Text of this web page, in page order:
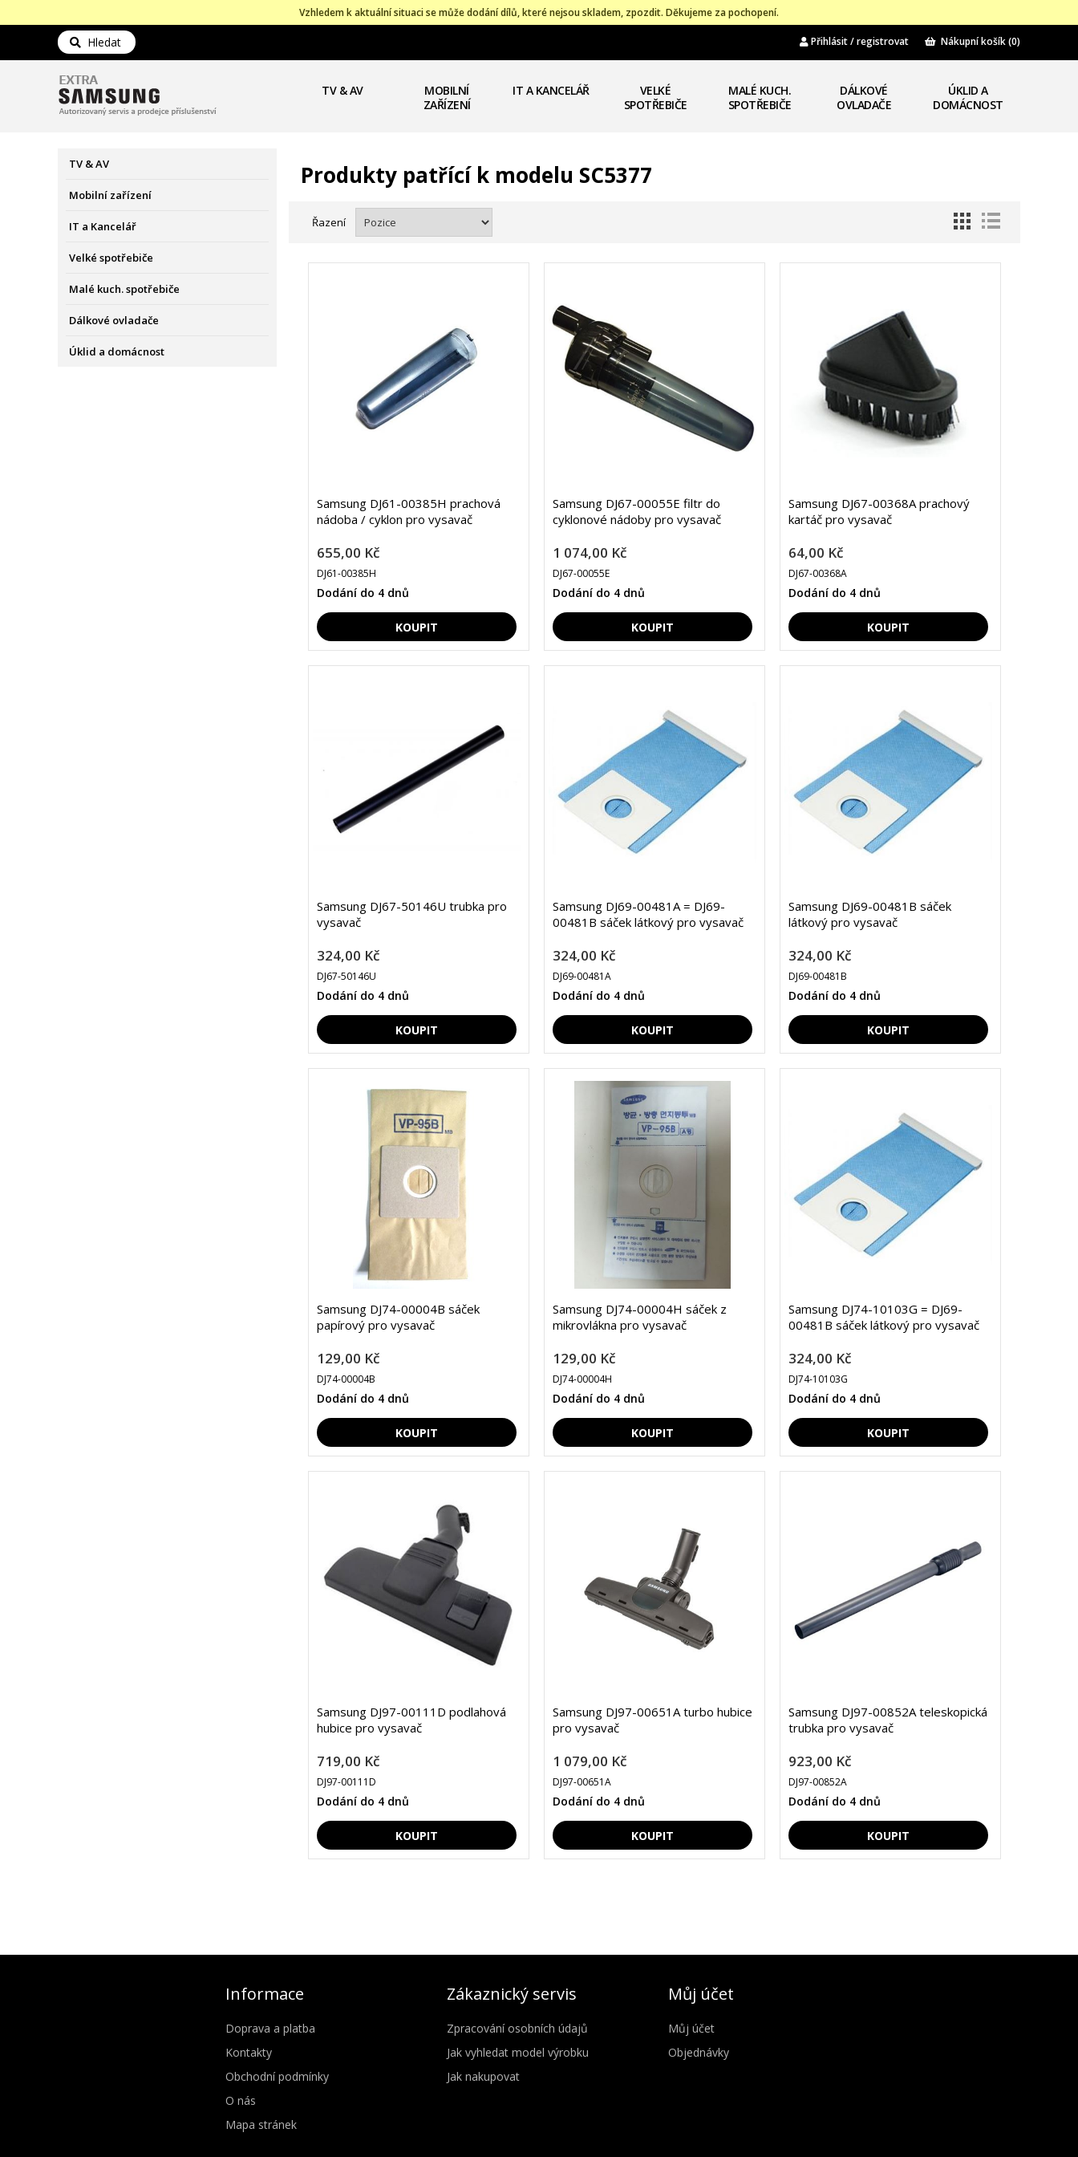
Vzhledem k aktuální situaci se může dodání dílů, které nejsou skladem, zpozdit. Děkujeme za pochopení.
Hledat Přihlásit / registrovat Nákupní košík(0)
TV & AV
MOBILNÍ
ZAŘÍZENÍ
IT A KANCELÁŘ
VELKÉ
SPOTŘEBIČE
MALÉ KUCH.
SPOTŘEBIČE
DÁLKOVÉ
OVLADAČE
ÚKLID A
DOMÁCNOST
TV & AV
Mobilní zařízení
IT a Kancelář
Velké spotřebiče
Malé kuch. spotřebiče
Dálkové ovladače
Úklid a domácnost
Produkty patřící k modelu SC5377
Řazení
Samsung DJ61-00385H prachová
nádoba / cyklon pro vysavač
655,00 Kč
DJ61-00385H
Dodání do 4 dnů
Samsung DJ67-00055E filtr do
cyklonové nádoby pro vysavač
1 074,00 Kč
DJ67-00055E
Dodání do 4 dnů
Samsung DJ67-00368A prachový
kartáč pro vysavač
64,00 Kč
DJ67-00368A
Dodání do 4 dnů
Samsung DJ67-50146U trubka pro
vysavač
324,00 Kč
DJ67-50146U
Dodání do 4 dnů
Samsung DJ69-00481A = DJ69-
00481B sáček látkový pro vysavač
324,00 Kč
DJ69-00481A
Dodání do 4 dnů
Samsung DJ69-00481B sáček
látkový pro vysavač
324,00 Kč
DJ69-00481B
Dodání do 4 dnů
Samsung DJ74-00004B sáček
papírový pro vysavač
129,00 Kč
DJ74-00004B
Dodání do 4 dnů
Samsung DJ74-00004H sáček z
mikrovlákna pro vysavač
129,00 Kč
DJ74-00004H
Dodání do 4 dnů
Samsung DJ74-10103G = DJ69-
00481B sáček látkový pro vysavač
324,00 Kč
DJ74-10103G
Dodání do 4 dnů
Samsung DJ97-00111D podlahová
hubice pro vysavač
719,00 Kč
DJ97-00111D
Dodání do 4 dnů
Samsung DJ97-00651A turbo hubice
pro vysavač
1 079,00 Kč
DJ97-00651A
Dodání do 4 dnů
Samsung DJ97-00852A teleskopická
trubka pro vysavač
923,00 Kč
DJ97-00852A
Dodání do 4 dnů
Informace
Doprava a platba
Kontakty
Obchodní podmínky
O nás
Mapa stránek
Zákaznický servis
Zpracování osobních údajů
Jak vyhledat model výrobku
Jak nakupovat
Můj účet
Můj účet
Objednávky